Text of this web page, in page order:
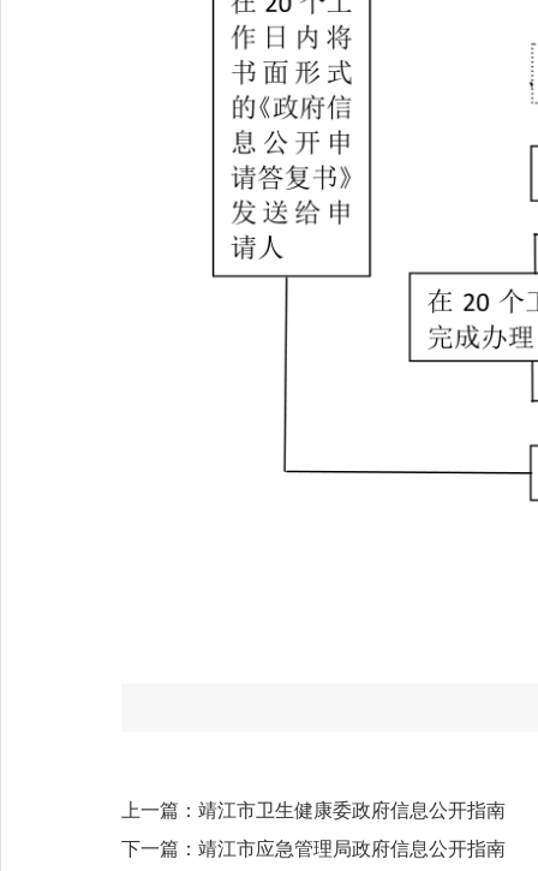
上一篇： 靖江市卫生健康委政府信息公开指南
下一篇： 靖江市应急管理局政府信息公开指南